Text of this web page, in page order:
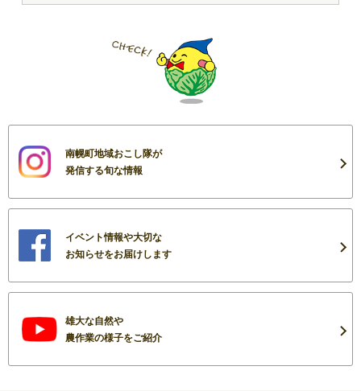
南幌町地域おこし隊が
発信する旬な情報
イベント情報や大切な
お知らせをお届けします
雄大な自然や
農作業の様子をご紹介